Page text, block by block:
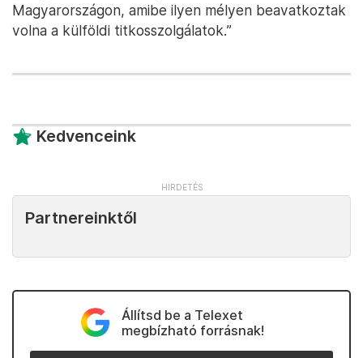
Magyarországon, amibe ilyen mélyen beavatkoztak
volna a külföldi titkosszolgálatok.”
Kedvenceink
Partnereinktől
Állítsd be a Telexet
megbízható forrásnak!